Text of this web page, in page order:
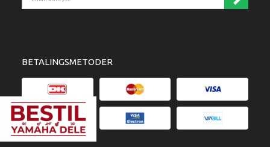
BETALINGSMETODER